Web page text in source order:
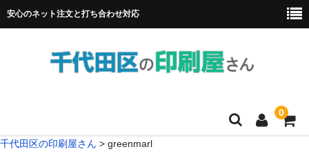
安心のネット注文と打ち合わせ対応
0
千代田区の印刷屋さん > greenmarl